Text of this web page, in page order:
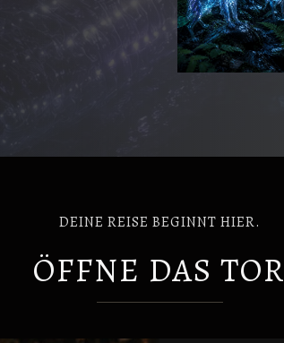
DEINE REISE BEGINNT HIER.
ÖFFNE DAS TOR